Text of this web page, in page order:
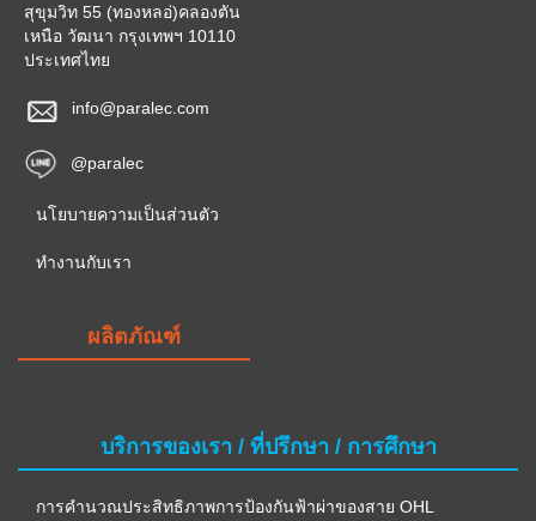
สุขุมวิท 55 (ทองหลอ่)คลองตัน
เหนือ วัฒนา กรุงเทพฯ 10110
ประเทศไทย
info@paralec.com
@paralec
นโยบายความเป็นส่วนตัว
ทำงานกับเรา
ผลิตภัณฑ์
บริการของเรา / ที่ปรึกษา / การศึกษา
การคำนวณประสิทธิภาพการป้องกันฟ้าผ่าของสาย OHL